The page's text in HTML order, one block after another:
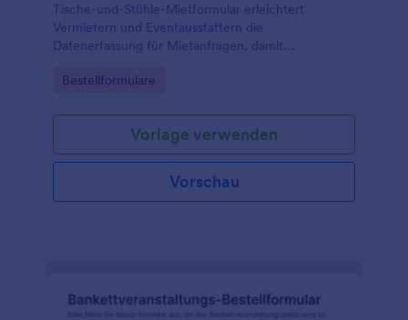
Tische-und-Stühle-Mietformular erleichtert
Vermietern und Eventausstattern die
Datenerfassung für Mietanfragen, damit
Veranstaltungen zuverlässig vorbereitet werden
Go to Category:
Bestellformulare
Vorlage verwenden
Vorschau